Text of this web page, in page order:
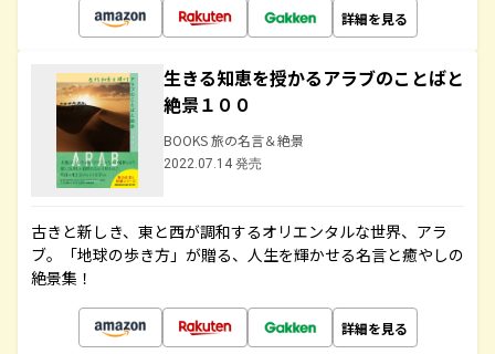
詳細を見る
生きる知恵を授かるアラブのことばと
絶景１００
BOOKS 旅の名言＆絶景
2022.07.14 発売
古きと新しき、東と西が調和するオリエンタルな世界、アラ
ブ。「地球の歩き方」が贈る、人生を輝かせる名言と癒やしの
絶景集！
詳細を見る